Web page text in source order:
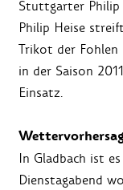
Stuttgarter Philip
Philip Heise
Trikot der Fohlen
in der Saison
Einsatz.
In Gladbach ist
Dienstagabend